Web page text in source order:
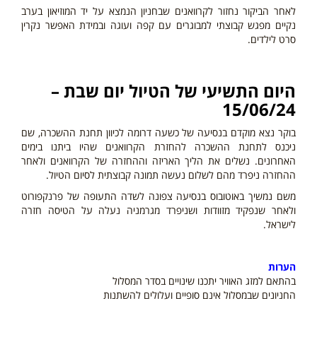
לאחר הביקור נחזור לקרוואנים שבחניון הנמצא על יד המוזיאון בערב
נקיים מפגש קבוצתי למבוגרים עם קפה ועוגה ובמידת האפשר נקרין
סרט לילדים.
היום התשיעי של הטיול יום שבת –
15/06/24
בוקר נצא מוקדם בנסיעה של כשעה דרומה לכיוון תחנת ההשכרה, שם
ניכנס לתחנת ההשכרה להחזרת הקרוואנים שהיו ביתנו בימים
האחרונים. נשלים את הליך האריזה וההחזרה של הקרוואנים ולאחר
ההחזרה ניפרד מהם לשלום נעשה תמונה קבוצתית לסיום הטיול.
משם נמשיך באוטובוס בנסיעה צפונה לשדה התעופה של פרנקפורוט
ולאחר שנפקיד מזוודות ושניפרד מגרמניה נעלה על הטיסה חזרה
לישראל.
הערות
בהתאם למזג האוויר יתכנו שינויים בסדר המסלול
החניונים שבמסלול אינם סופיים ועלולים להשתנות